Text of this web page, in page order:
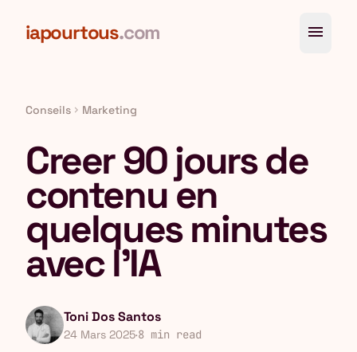
iapourtous.com menu
Conseils chevron_right Marketing
Creer 90 jours de
contenu en
quelques minutes
avec l'IA
Toni Dos Santos
24 Mars 2025·8 min read